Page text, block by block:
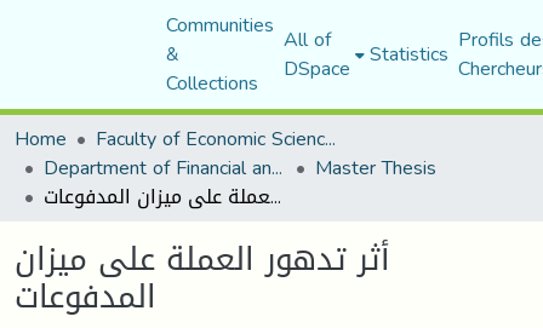
Communities
&
Collections
All of
DSpace Statistics Profils
Home
Faculty of Economic Sciences, Commerce and Management Sciences
Department of Financial and Accounting Sciences Master Thesis
أثر تدهور العملة على ميزان المدفوعات
أثر تدهور العملة على ميزان
المدفوعات